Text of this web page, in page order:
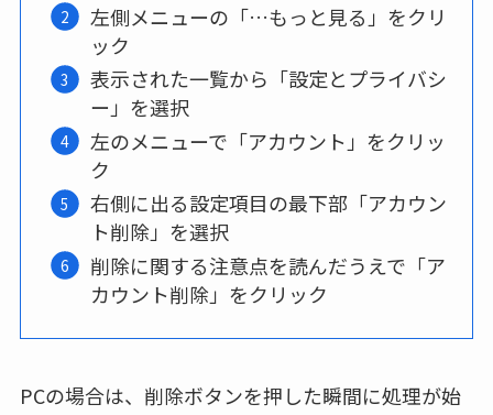
左側メニューの「…もっと見る」をクリ
ック
表示された一覧から「設定とプライバシ
ー」を選択
左のメニューで「アカウント」をクリッ
ク
右側に出る設定項目の最下部「アカウン
ト削除」を選択
削除に関する注意点を読んだうえで「ア
カウント削除」をクリック
PCの場合は、削除ボタンを押した瞬間に処理が始